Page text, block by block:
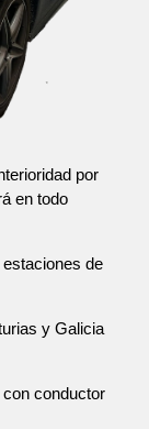
por
en todo
de
y Galicia
conductor